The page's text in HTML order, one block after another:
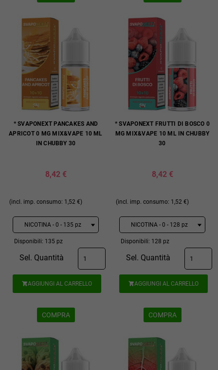
* SVAPONEXT PANCAKES AND
APRICOT 0 MG MIX&VAPE 10 ML
IN CHUBBY 30
8,42 €
(incl. imp. consumo: 1,52 €)
Disponibili: 135 pz
Sel. Quantità
AGGIUNGI AL CARRELLO
COMPRA
* SVAPONEXT FRUTTI DI BOSCO 0
MG MIX&VAPE 10 ML IN CHUBBY
30
8,42 €
(incl. imp. consumo: 1,52 €)
Disponibili: 128 pz
Sel. Quantità
AGGIUNGI AL CARRELLO
COMPRA